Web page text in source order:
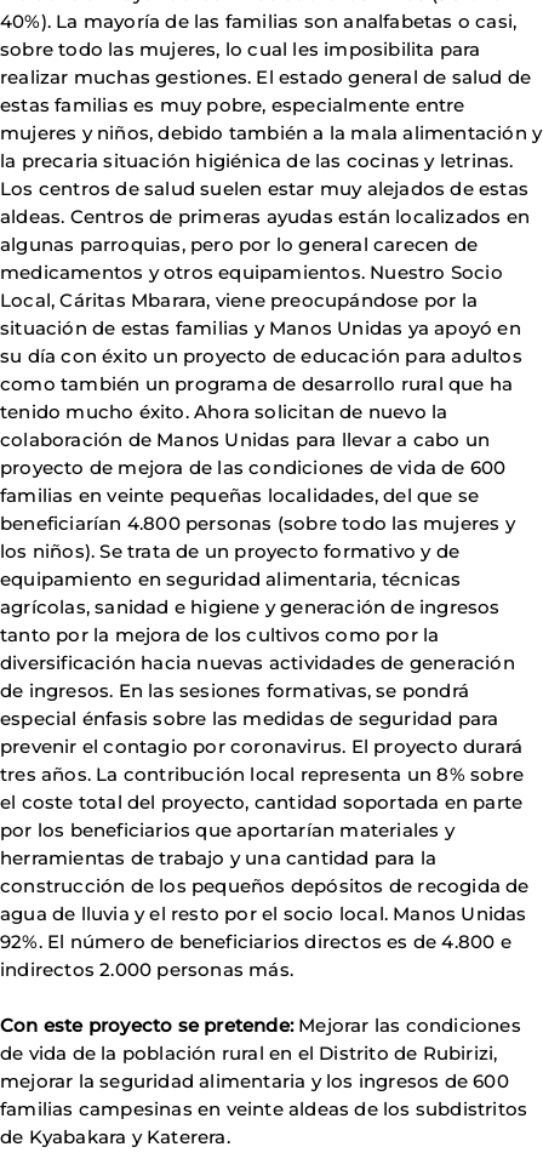
40%). La mayoría de las familias son analfabetas o casi,
sobre todo las mujeres, lo cual les imposibilita para
realizar muchas gestiones. El estado general de salud de
estas familias es muy pobre, especialmente entre
mujeres y niños, debido también a la mala alimentación y
la precaria situación higiénica de las cocinas y letrinas.
Los centros de salud suelen estar muy alejados de estas
aldeas. Centros de primeras ayudas están localizados en
algunas parroquias, pero por lo general carecen de
medicamentos y otros equipamientos. Nuestro Socio
Local, Cáritas Mbarara, viene preocupándose por la
situación de estas familias y Manos Unidas ya apoyó en
su día con éxito un proyecto de educación para adultos
como también un programa de desarrollo rural que ha
tenido mucho éxito. Ahora solicitan de nuevo la
colaboración de Manos Unidas para llevar a cabo un
proyecto de mejora de las condiciones de vida de 600
familias en veinte pequeñas localidades, del que se
beneficiarían 4.800 personas (sobre todo las mujeres y
los niños). Se trata de un proyecto formativo y de
equipamiento en seguridad alimentaria, técnicas
agrícolas, sanidad e higiene y generación de ingresos
tanto por la mejora de los cultivos como por la
diversificación hacia nuevas actividades de generación
de ingresos. En las sesiones formativas, se pondrá
especial énfasis sobre las medidas de seguridad para
prevenir el contagio por coronavirus. El proyecto durará
tres años. La contribución local representa un 8% sobre
el coste total del proyecto, cantidad soportada en parte
por los beneficiarios que aportarían materiales y
herramientas de trabajo y una cantidad para la
construcción de los pequeños depósitos de recogida de
agua de lluvia y el resto por el socio local. Manos Unidas
92%. El número de beneficiarios directos es de 4.800 e
indirectos 2.000 personas más.
Con este proyecto se pretende: Mejorar las condiciones
de vida de la población rural en el Distrito de Rubirizi,
mejorar la seguridad alimentaria y los ingresos de 600
familias campesinas en veinte aldeas de los subdistritos
de Kyabakara y Katerera.